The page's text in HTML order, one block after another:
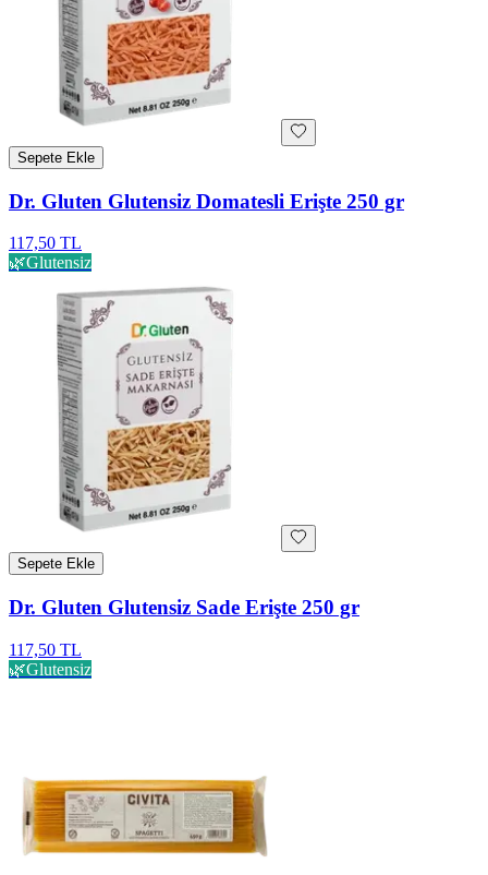
Sepete Ekle
Dr. Gluten Glutensiz Domatesli Erişte 250 gr
117,50 TL
🌿Glutensiz
Sepete Ekle
Dr. Gluten Glutensiz Sade Erişte 250 gr
117,50 TL
🌿Glutensiz